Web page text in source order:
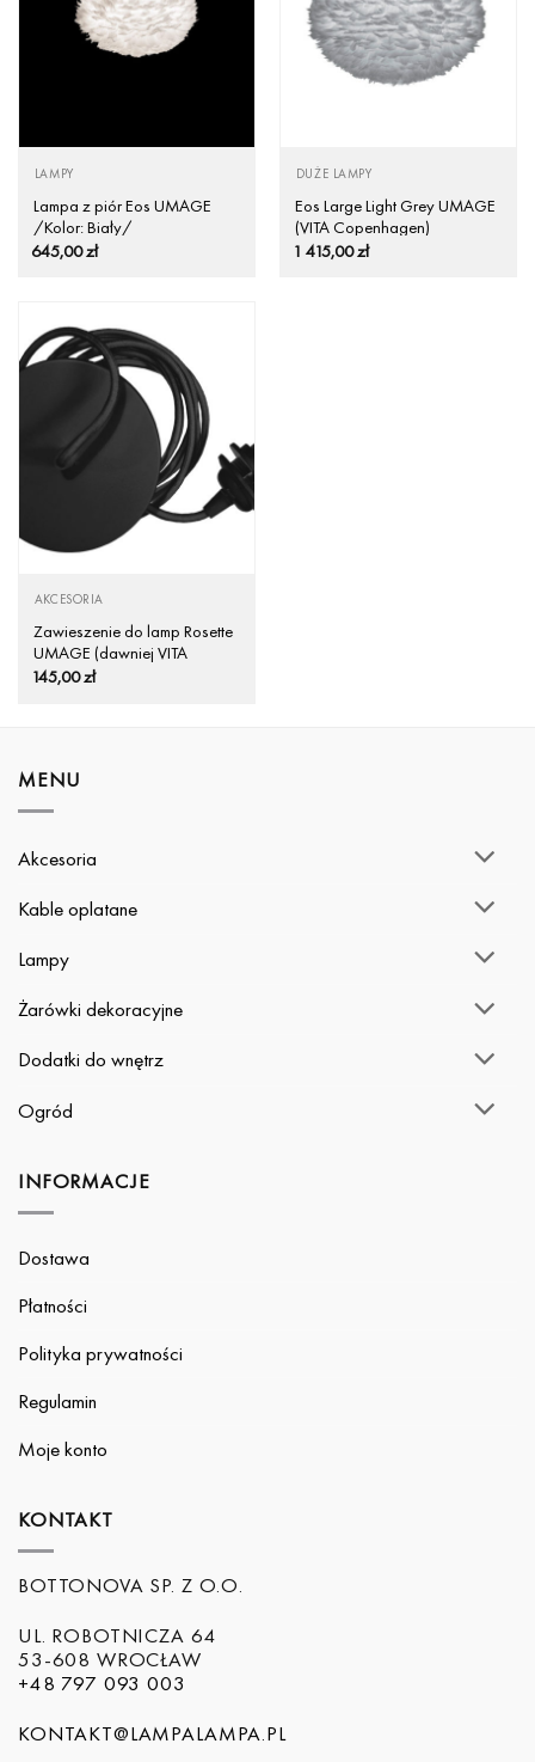
LAMPY
Lampa z piór Eos UMAGE
/Kolor: Biały/
645,00zł
DUŻE LAMPY
Eos Large Light Grey UMAGE
(VITA Copenhagen)
1 415,00zł
AKCESORIA
Zawieszenie do lamp Rosette
UMAGE (dawniej VITA
Copenhagen) – czarny oplot
145,00zł
MENU
Akcesoria
Kable oplatane
Lampy
Żarówki dekoracyjne
Dodatki do wnętrz
Ogród
INFORMACJE
Dostawa
Płatności
Polityka prywatności
Regulamin
Moje konto
KONTAKT
BOTTONOVA SP. Z O.O.
UL. ROBOTNICZA 64
53-608 WROCŁAW
+48 797 093 003
KONTAKT@LAMPALAMPA.PL